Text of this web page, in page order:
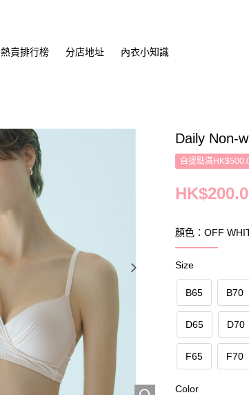
熱賣排行榜 分店地址 內衣小知識
Daily Non-
自提點滿
顏色：OFF
Size
B65 B70
D65 D70
F65 F70
Color